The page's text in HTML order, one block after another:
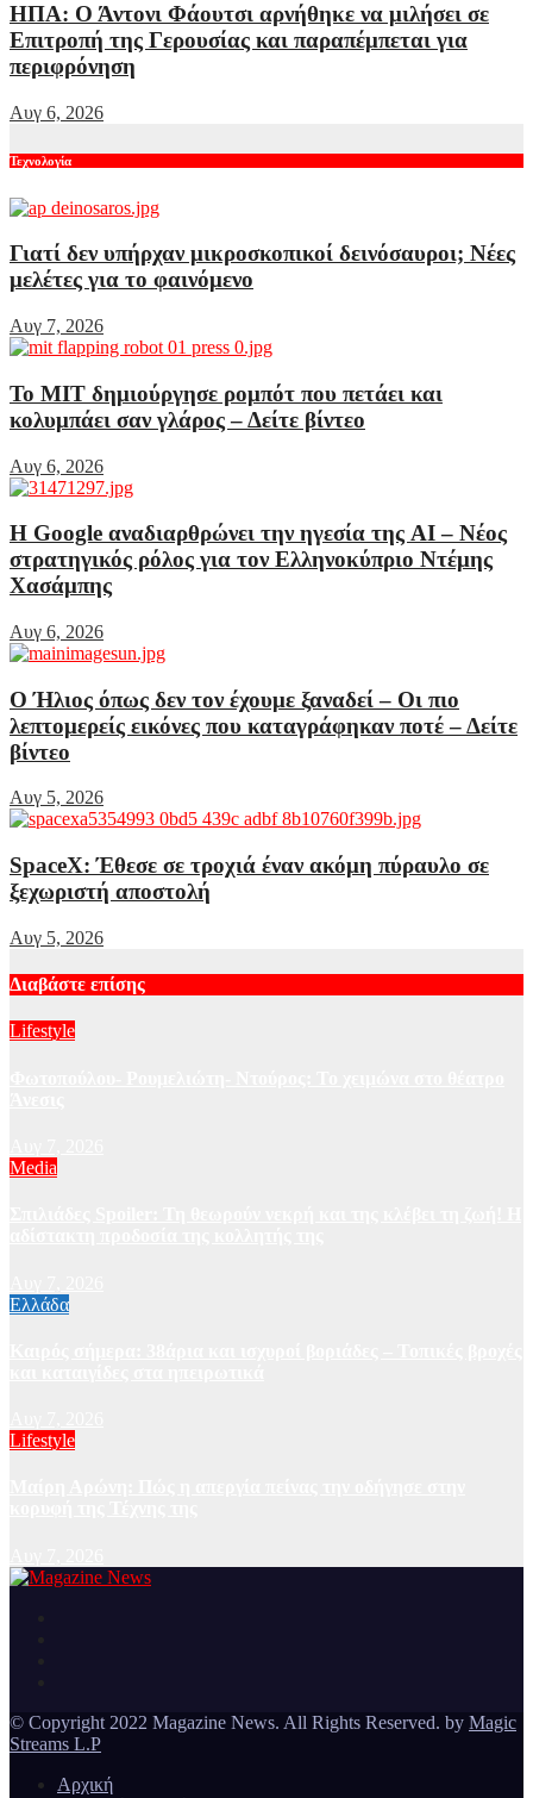
ΗΠΑ: Ο Άντονι Φάουτσι αρνήθηκε να μιλήσει σε
Επιτροπή της Γερουσίας και παραπέμπεται για
περιφρόνηση
Αυγ 6, 2026
Τεχνολογία
Γιατί δεν υπήρχαν μικροσκοπικοί δεινόσαυροι; Νέες
μελέτες για το φαινόμενο
Αυγ 7, 2026
Το MIT δημιούργησε ρομπότ που πετάει και
κολυμπάει σαν γλάρος – Δείτε βίντεο
Αυγ 6, 2026
Η Google αναδιαρθρώνει την ηγεσία της AI – Νέος
στρατηγικός ρόλος για τον Ελληνοκύπριο Ντέμης
Χασάμπης
Αυγ 6, 2026
Ο Ήλιος όπως δεν τον έχουμε ξαναδεί – Οι πιο
λεπτομερείς εικόνες που καταγράφηκαν ποτέ – Δείτε
βίντεο
Αυγ 5, 2026
SpaceX: Έθεσε σε τροχιά έναν ακόμη πύραυλο σε
ξεχωριστή αποστολή
Αυγ 5, 2026
Διαβάστε επίσης
Lifestyle
Media
Ελλάδα
Lifestyle
© Copyright 2022 Magazine News. All Rights Reserved. by Magic
Streams L.P
Αρχική